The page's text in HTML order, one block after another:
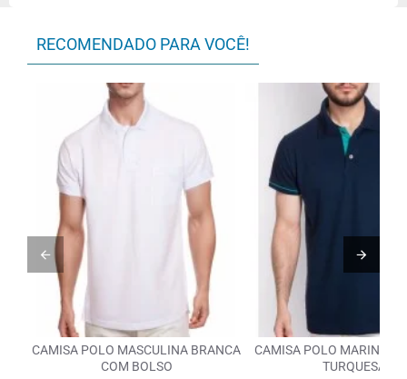
RECOMENDADO PARA VOCÊ!
CAMISA POLO MASCULINA BRANCA
COM BOLSO
CAMISA POLO MARINHO
TURQUESA